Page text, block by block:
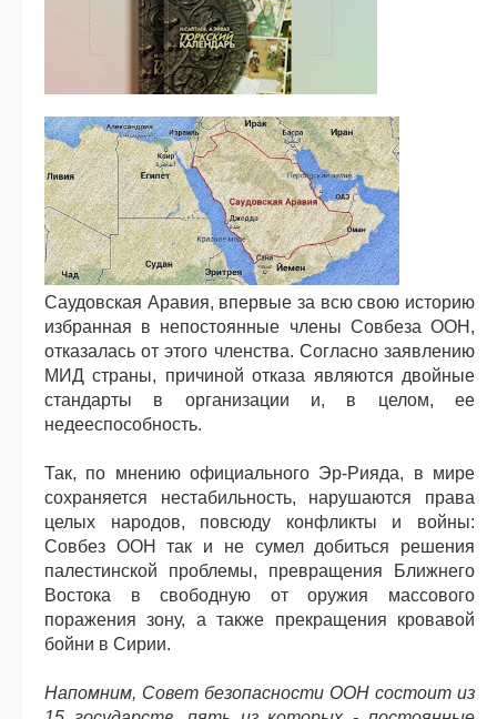
Саудовская Аравия, впервые за всю свою историю
избранная в непостоянные члены Совбеза ООН,
отказалась от этого членства. Согласно заявлению
МИД страны, причиной отказа являются двойные
стандарты в организации и, в целом, ее
недееспособность.
Так, по мнению официального Эр-Рияда, в мире
сохраняется нестабильность, нарушаются права
целых народов, повсюду конфликты и войны:
Совбез ООН так и не сумел добиться решения
палестинской проблемы, превращения Ближнего
Востока в свободную от оружия массового
поражения зону, а также прекращения кровавой
бойни в Сирии.
Напомним, Совет безопасности ООН состоит из